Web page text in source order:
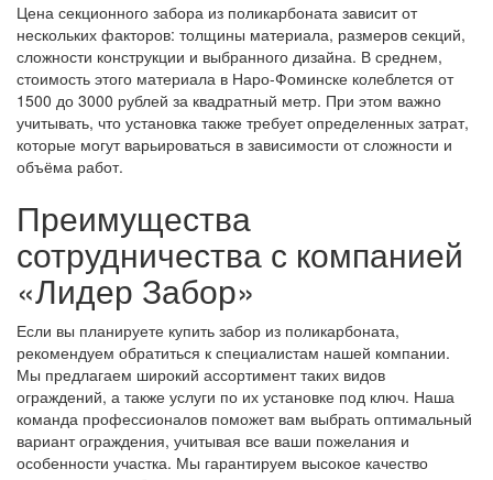
Цена секционного забора из поликарбоната зависит от
нескольких факторов: толщины материала, размеров секций,
сложности конструкции и выбранного дизайна. В среднем,
стоимость этого материала в Наро-Фоминске колеблется от
1500 до 3000 рублей за квадратный метр. При этом важно
учитывать, что установка также требует определенных затрат,
которые могут варьироваться в зависимости от сложности и
объёма работ.
Преимущества
сотрудничества с компанией
«Лидер Забор»
Если вы планируете купить забор из поликарбоната,
рекомендуем обратиться к специалистам нашей компании.
Мы предлагаем широкий ассортимент таких видов
ограждений, а также услуги по их установке под ключ. Наша
команда профессионалов поможет вам выбрать оптимальный
вариант ограждения, учитывая все ваши пожелания и
особенности участка. Мы гарантируем высокое качество